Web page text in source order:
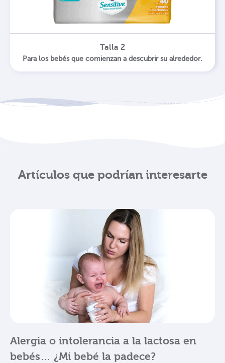
Talla 2
Para los bebés que comienzan a descubrir su alrededor.
Artículos que podrían interesarte
Alergia o intolerancia a la lactosa en
bebés… ¿Mi bebé la padece?